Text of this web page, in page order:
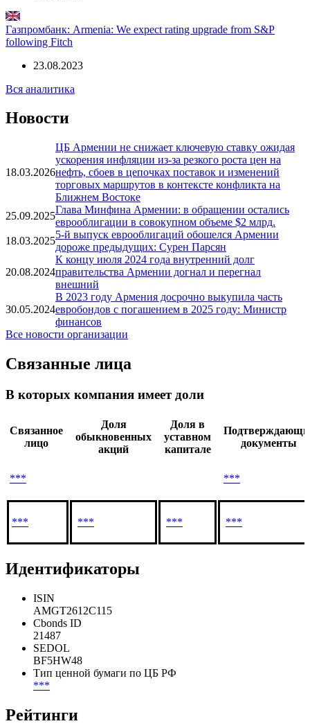
Газпромбанк: Armenia: We expect rating upgrade from S&P
following Fitch
23.08.2023
Вся аналитика
Новости
18.03.2026
ЦБ Армении не снижает ключевую ставку ожидая
ускорения инфляции из-за резкого роста цен на
нефть, сбоев в цепочках поставок и изменений
торговых маршрутов в контексте конфликта на
Ближнем Востоке
25.09.2025
Глава Минфина Армении: в обращении остались
еврооблигации в совокупном объеме $2 млрд.
18.03.2025
5-й выпуск еврооблигаций обошелся Армении
дороже предыдущих: Сурен Парсян
20.08.2024
К концу июля 2024 года внутренний долг
правительства Армении догнал и перегнал
внешний
30.05.2024
В 2023 году Армения досрочно выкупила часть
евробондов с погашением в 2025 году: Министр
финансов
Все новости организации
Связанные лица
В которых компания имеет доли
Связанное
лицо
Доля
обыкновенных
акций
Доля в
уставном
капитале
документы
*** ***
*** *** *** ***
Идентификаторы
ISIN
AMGT2612C115
Cbonds ID
21487
SEDOL
BF5HW48
Тип ценной бумаги по ЦБ РФ
***
Рейтинги